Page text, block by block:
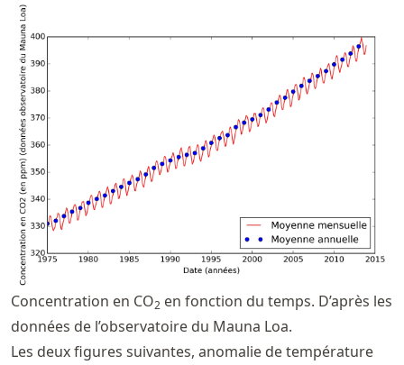
Concentration en CO2 en fonction du temps. D’après les
données de l’observatoire du Mauna Loa.
Les deux figures suivantes, anomalie de température